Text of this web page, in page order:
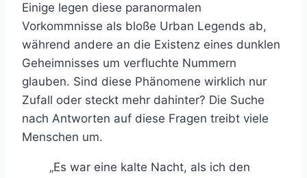
Einige legen diese paranormalen
Vorkommnisse als bloße Urban Legends ab,
während andere an die Existenz eines dunklen
Geheimnisses um verfluchte Nummern
glauben. Sind diese Phänomene wirklich nur
Zufall oder steckt mehr dahinter? Die Suche
nach Antworten auf diese Fragen treibt viele
Menschen um.
„Es war eine kalte Nacht, als ich den